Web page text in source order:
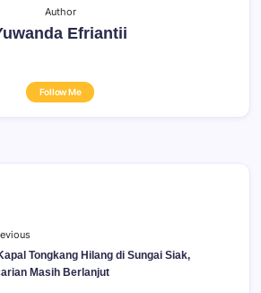
Author
Efriantii
Follow Me
Tongkang Hilang di Sungai Siak,
Masih Berlanjut